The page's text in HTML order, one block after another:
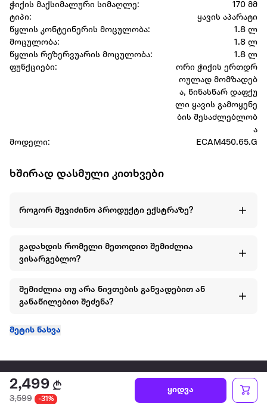
2,499
3,599 -31%
ყიდვა
ჭიქის მაქსიმალური სიმაღლე:
170 მმ
ტიპი:
ყავის აპარატი
წყლის კონტეინერის მოცულობა:
1.8 ლ
მოცულობა:
1.8 ლ
წყლის რეზერვუარის მოცულობა:
1.8 ლ
ფუნქციები:
ორი ჭიქის ერთდრ
ოულად მომზადებ
ა, წინასწარ დაფქუ
ლი ყავის გამოყენე
ბის შესაძლებლობ
ა
მოდელი:
ECAM450.65.G
ხშირად დასმული კითხვები
როგორ შევიძინო პროდუქტი ექსტრაზე?
გადახდის რომელი მეთოდით შემიძლია
ვისარგებლო?
შემიძლია თუ არა ნივთების განვადებით ან
განაწილებით შეძენა?
მეტის ნახვა
ყველაზე დიდი ონლაინ მაღაზია